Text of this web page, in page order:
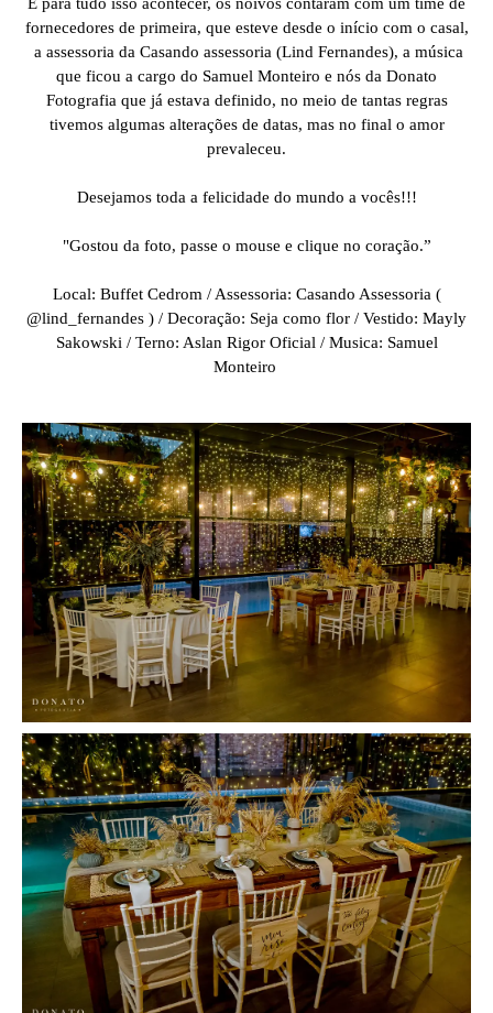
fornecedores de primeira, que esteve desde o início com o casal,
a assessoria da Casando assessoria (Lind Fernandes), a música
que ficou a cargo do Samuel Monteiro e nós da Donato
Fotografia que já estava definido, no meio de tantas regras
tivemos algumas alterações de datas, mas no final o amor
prevaleceu.
Desejamos toda a felicidade do mundo a vocês!!!
"Gostou da foto, passe o mouse e clique no coração.”
Local: Buffet Cedrom / Assessoria: Casando Assessoria (
@lind_fernandes ) / Decoração: Seja como flor / Vestido: Mayly
Sakowski / Terno: Aslan Rigor Oficial / Musica: Samuel
Monteiro